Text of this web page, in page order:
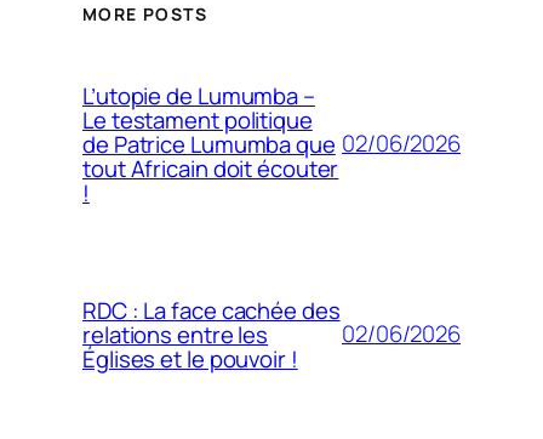
MORE POSTS
L’utopie de Lumumba –
Le testament politique
de Patrice Lumumba que
tout Africain doit écouter
!
02/06/2026
RDC : La face cachée des
relations entre les
Églises et le pouvoir !
02/06/2026